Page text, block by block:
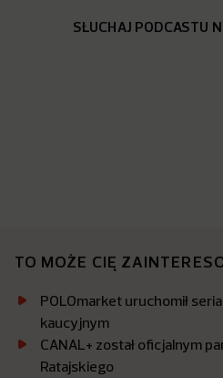
SŁUCHAJ PODCASTU
TO MOŻE CIĘ
POLOmarket uruchomił
kaucyjnym
CANAL+ został oficjalnym
Ratajskiego